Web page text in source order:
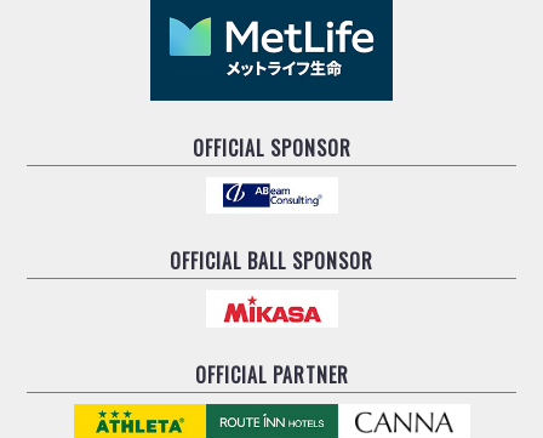
OFFICIAL SPONSOR
OFFICIAL BALL SPONSOR
OFFICIAL PARTNER